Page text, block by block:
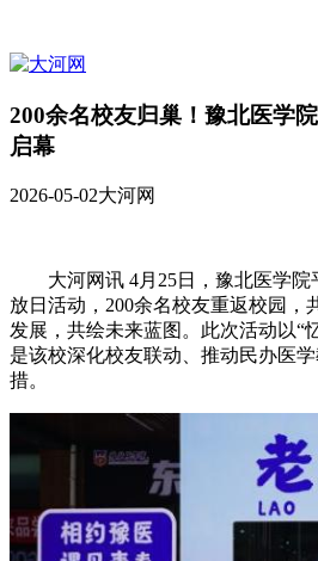
200余名校友归巢！豫北医学
启幕
2026-05-02大河网
大河网讯 4月25日，豫北医学
放日活动，200余名校友重返校园，
发展，共绘未来蓝图。此次活动以“
是该校深化校友联动、推动民办医
措。